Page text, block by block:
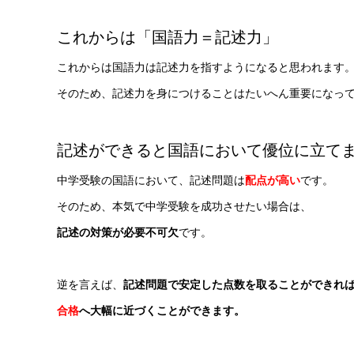
これからは「国語力＝記述力」
これからは国語力は記述力を指すようになると思われます。
そのため、記述力を身につけることはたいへん重要になって
記述ができると国語において優位に立てま
中学受験の国語において、記述問題は配点が高いです。
そのため、本気で中学受験を成功させたい場合は、
記述の対策が必要不可欠です。
逆を言えば、 記述問題で安定した点数を取ることができれば
合格へ大幅に近づくことができます。